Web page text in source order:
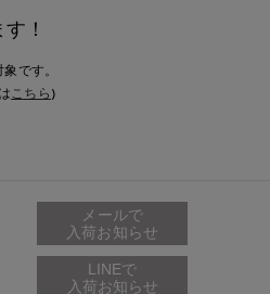
！
です。
こちら )
メールで
入荷お知らせ